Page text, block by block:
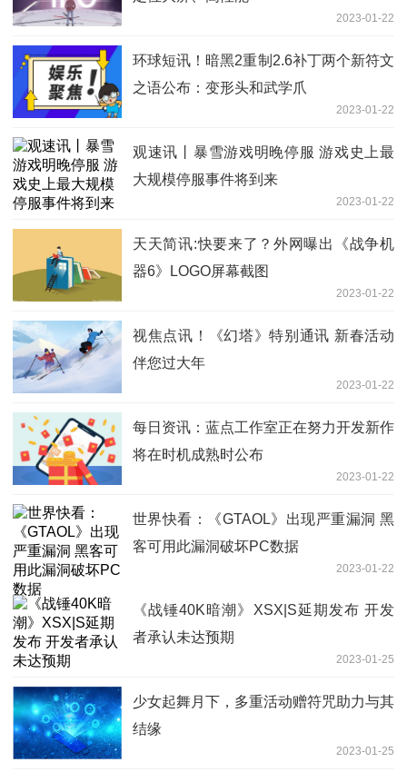
2023-01-22
环球短讯！暗黑2重制2.6补丁两个新符文
之语公布：变形头和武学爪
2023-01-22
观速讯丨暴雪游戏明晚停服 游戏史上最
大规模停服事件将到来
2023-01-22
天天简讯:快要来了？外网曝出《战争机
器6》LOGO屏幕截图
2023-01-22
视焦点讯！《幻塔》特别通讯 新春活动
伴您过大年
2023-01-22
每日资讯：蓝点工作室正在努力开发新作
将在时机成熟时公布
2023-01-22
世界快看：《GTAOL》出现严重漏洞 黑
客可用此漏洞破坏PC数据
2023-01-22
《战锤40K暗潮》XSX|S延期发布 开发
者承认未达预期
2023-01-25
少女起舞月下，多重活动赠符咒助力与其
结缘
2023-01-25